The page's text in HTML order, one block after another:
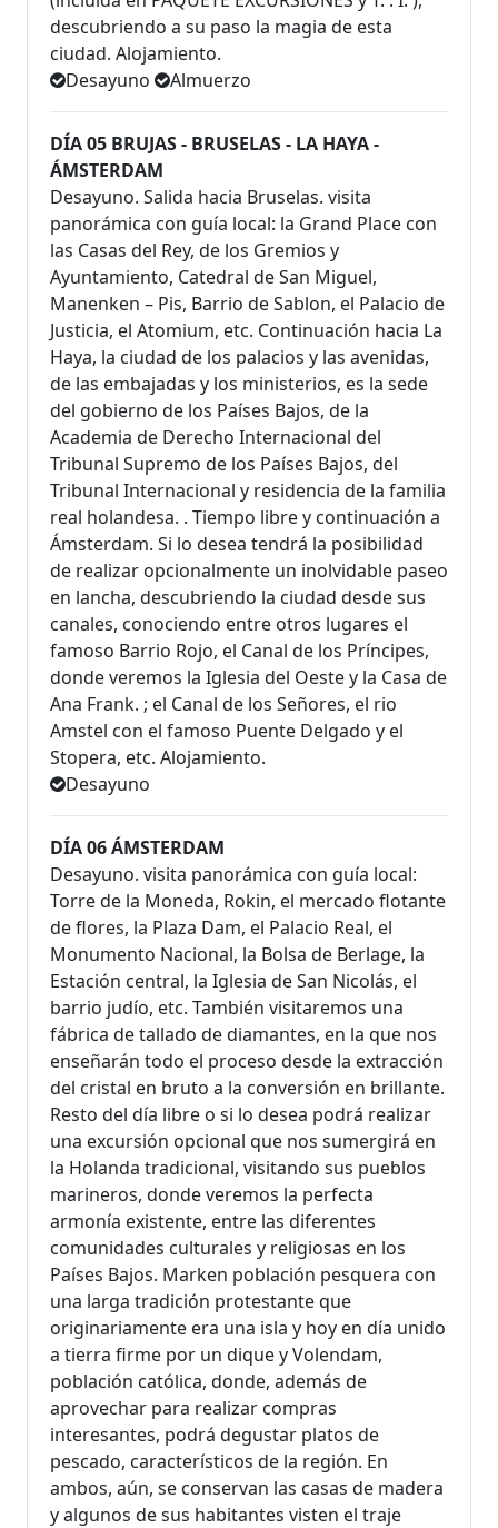
descubriendo a su paso la magia de esta
ciudad. Alojamiento.
Desayuno
Almuerzo
DÍA 05 BRUJAS - BRUSELAS - LA HAYA -
ÁMSTERDAM
Desayuno. Salida hacia Bruselas. visita
panorámica con guía local: la Grand Place con
las Casas del Rey, de los Gremios y
Ayuntamiento, Catedral de San Miguel,
Manenken – Pis, Barrio de Sablon, el Palacio de
Justicia, el Atomium, etc. Continuación hacia La
Haya, la ciudad de los palacios y las avenidas,
de las embajadas y los ministerios, es la sede
del gobierno de los Países Bajos, de la
Academia de Derecho Internacional del
Tribunal Supremo de los Países Bajos, del
Tribunal Internacional y residencia de la familia
real holandesa. . Tiempo libre y continuación a
Ámsterdam. Si lo desea tendrá la posibilidad
de realizar opcionalmente un inolvidable paseo
en lancha, descubriendo la ciudad desde sus
canales, conociendo entre otros lugares el
famoso Barrio Rojo, el Canal de los Príncipes,
donde veremos la Iglesia del Oeste y la Casa de
Ana Frank. ; el Canal de los Señores, el rio
Amstel con el famoso Puente Delgado y el
Stopera, etc. Alojamiento.
Desayuno
DÍA 06 ÁMSTERDAM
Desayuno. visita panorámica con guía local:
Torre de la Moneda, Rokin, el mercado flotante
de flores, la Plaza Dam, el Palacio Real, el
Monumento Nacional, la Bolsa de Berlage, la
Estación central, la Iglesia de San Nicolás, el
barrio judío, etc. También visitaremos una
fábrica de tallado de diamantes, en la que nos
enseñarán todo el proceso desde la extracción
del cristal en bruto a la conversión en brillante.
Resto del día libre o si lo desea podrá realizar
una excursión opcional que nos sumergirá en
la Holanda tradicional, visitando sus pueblos
marineros, donde veremos la perfecta
armonía existente, entre las diferentes
comunidades culturales y religiosas en los
Países Bajos. Marken población pesquera con
una larga tradición protestante que
originariamente era una isla y hoy en día unido
a tierra firme por un dique y Volendam,
población católica, donde, además de
aprovechar para realizar compras
interesantes, podrá degustar platos de
pescado, característicos de la región. En
ambos, aún, se conservan las casas de madera
y algunos de sus habitantes visten el traje